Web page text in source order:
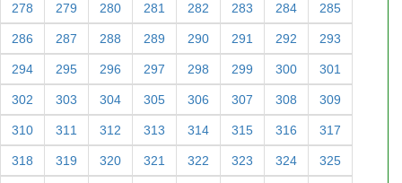
278 279 280 281 282 283 284 285
286 287 288 289 290 291 292 293
294 295 296 297 298 299 300 301
302 303 304 305 306 307 308 309
310 311 312 313 314 315 316 317
318 319 320 321 322 323 324 325